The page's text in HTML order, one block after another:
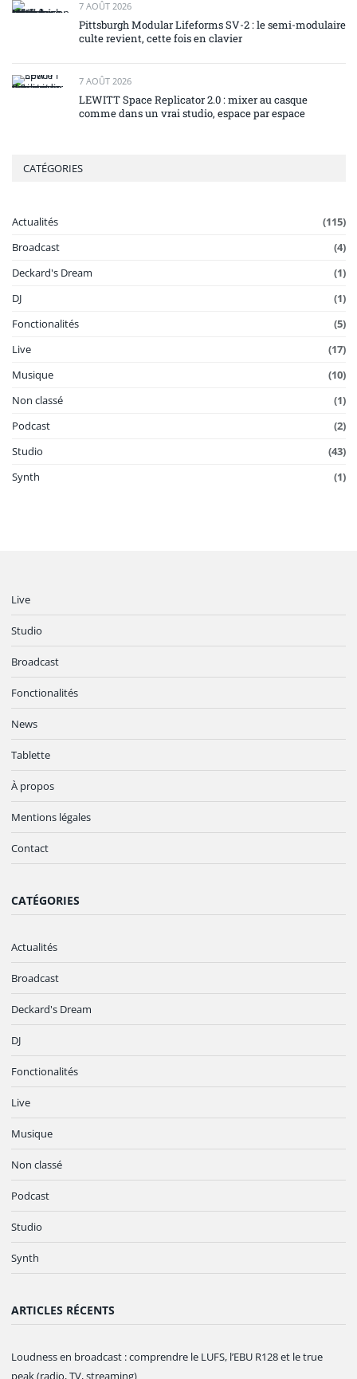
7 AOÛT 2026
Pittsburgh Modular Lifeforms SV-2 : le semi-modulaire
culte revient, cette fois en clavier
7 AOÛT 2026
LEWITT Space Replicator 2.0 : mixer au casque
comme dans un vrai studio, espace par espace
CATÉGORIES
Actualités
(115)
Broadcast
(4)
Deckard's Dream
(1)
DJ
(1)
Fonctionalités
(5)
Live
(17)
Musique
(10)
Non classé
(1)
Podcast
(2)
Studio
(43)
Synth
(1)
Live
Studio
Broadcast
Fonctionalités
News
Tablette
À propos
Mentions légales
Contact
CATÉGORIES
Actualités
Broadcast
Deckard's Dream
DJ
Fonctionalités
Live
Musique
Non classé
Podcast
Studio
Synth
ARTICLES RÉCENTS
Loudness en broadcast : comprendre le LUFS, l’EBU R128 et le true
peak (radio, TV, streaming)